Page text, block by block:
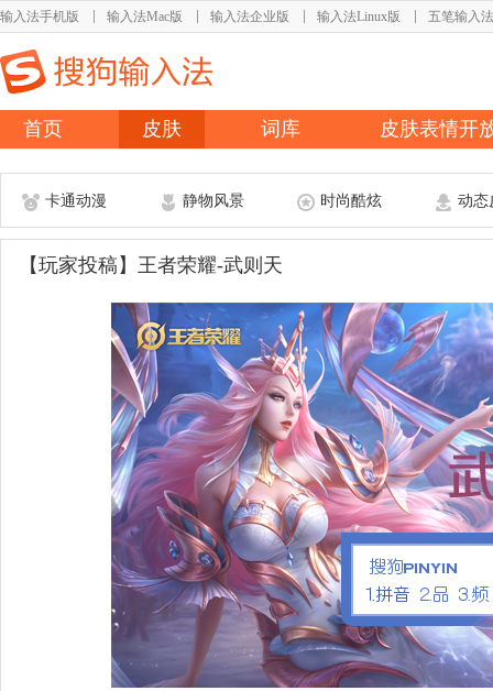
输入法手机版 输入法Mac版 输入法企业版 输入法Linux版 五笔输入法
首页 皮肤 词库 皮肤表情开
卡通动漫 静物风景 时尚酷炫 动态
【玩家投稿】王者荣耀-武则天